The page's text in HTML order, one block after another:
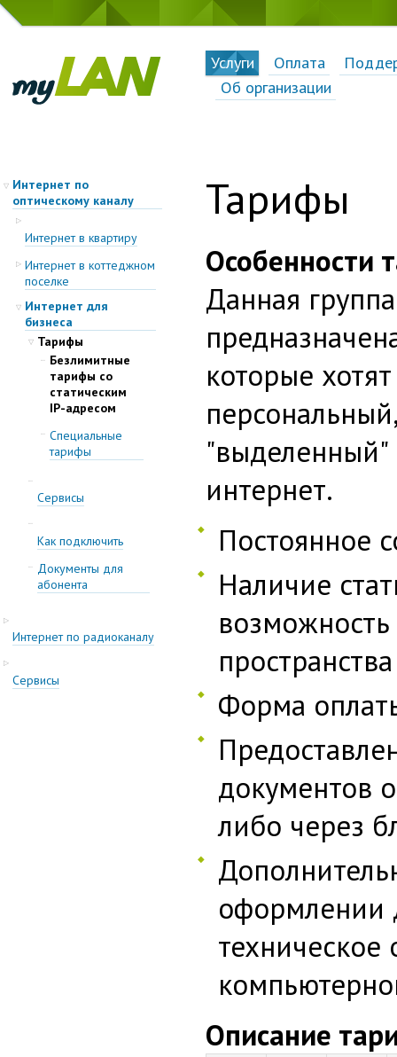
Услуги Оплата
Об организации
Интернет по
оптическому каналу
Интернет в квартиру
Интернет в коттеджном
поселке
Интернет для
бизнеса
Тарифы
Безлимитные
тарифы со
статическим
IP-адресом
Специальные
тарифы
Сервисы
Как подключить
Документы для
абонента
Интернет по радиоканалу
Cервисы
Тарифы
Особенности
Данная
которые
"выделенный"
интернет.
Постоянное
Наличие
Форма
документов
либо через
оформлении
Описание